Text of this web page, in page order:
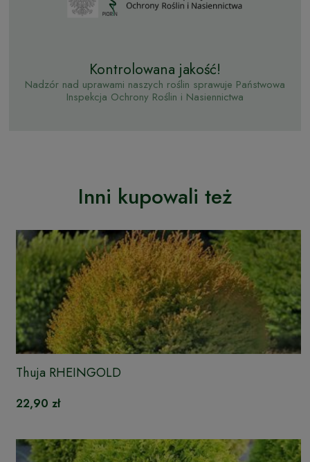
Kontrolowana jakość!
Nadzór nad uprawami naszych roślin sprawuje Państwowa
Inspekcja Ochrony Roślin i Nasiennictwa
Inni kupowali też
Thuja RHEINGOLD
22,90 zł